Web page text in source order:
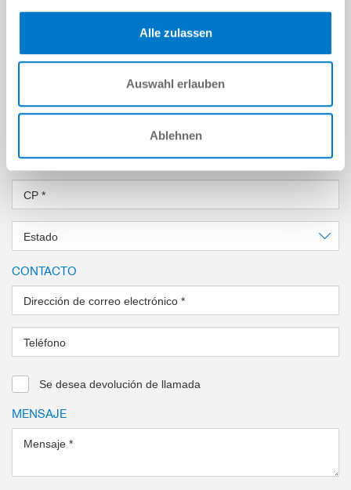
Alle zulassen
Auswahl erlauben
Ablehnen
Emplazamiento*
CP *
Estado
CONTACTO
Dirección de correo electrónico *
Teléfono
Se desea devolución de llamada
MENSAJE
Mensaje *